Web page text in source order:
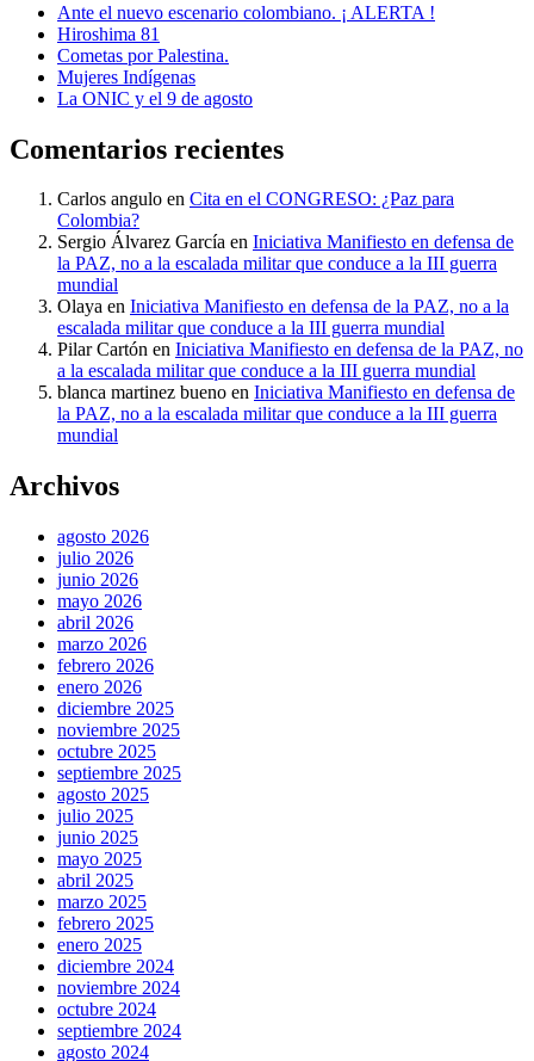
Ante el nuevo escenario colombiano. ¡ ALERTA !
Hiroshima 81
Cometas por Palestina.
Mujeres Indígenas
La ONIC y el 9 de agosto
Comentarios recientes
Carlos angulo en Cita en el CONGRESO: ¿Paz para
Colombia?
Sergio Álvarez García en Iniciativa Manifiesto en defensa de
la PAZ, no a la escalada militar que conduce a la III guerra
mundial
Olaya en Iniciativa Manifiesto en defensa de la PAZ, no a la
escalada militar que conduce a la III guerra mundial
Pilar Cartón en Iniciativa Manifiesto en defensa de la PAZ, no
a la escalada militar que conduce a la III guerra mundial
blanca martinez bueno en Iniciativa Manifiesto en defensa de
la PAZ, no a la escalada militar que conduce a la III guerra
mundial
Archivos
agosto 2026
julio 2026
junio 2026
mayo 2026
abril 2026
marzo 2026
febrero 2026
enero 2026
diciembre 2025
noviembre 2025
octubre 2025
septiembre 2025
agosto 2025
julio 2025
junio 2025
mayo 2025
abril 2025
marzo 2025
febrero 2025
enero 2025
diciembre 2024
noviembre 2024
octubre 2024
septiembre 2024
agosto 2024